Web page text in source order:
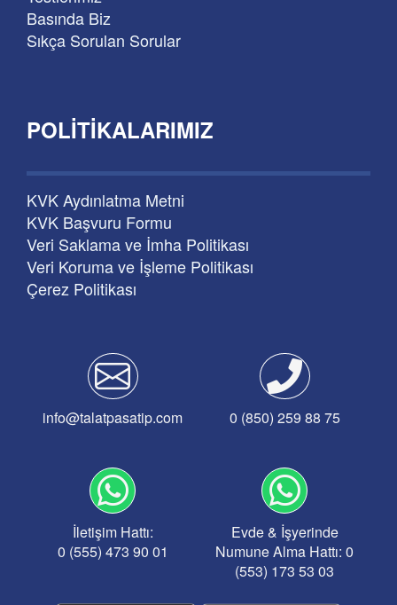
Basında Biz
Sıkça Sorulan Sorular
POLITIKALARIMIZ
KVK Aydınlatma Metni
KVK Başvuru Formu
Veri Saklama ve İmha Politikası
Veri Koruma ve İşleme Politikası
Çerez Politikası
info@talatpasatip.com 0 (850) 259 88 75
İletişim Hattı:
0 (555) 473 90 01
Evde & İşyerinde
Numune Alma Hattı: 0
(553) 173 53 03